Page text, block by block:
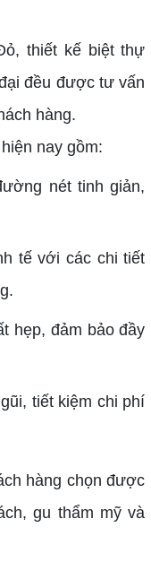
thiết kế biệt thự
đều được tư vấn
hàng.
nay gồm:
nét tinh giản,
tế với các chi tiết
hẹp, đảm bảo đầy
tiết kiệm chi phí
hàng chọn được
gu thẩm mỹ và